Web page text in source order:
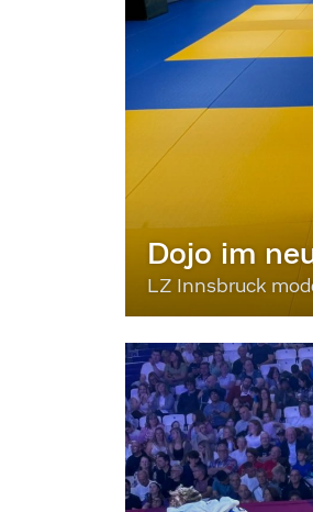
Dojo im
LZ Innsbruck